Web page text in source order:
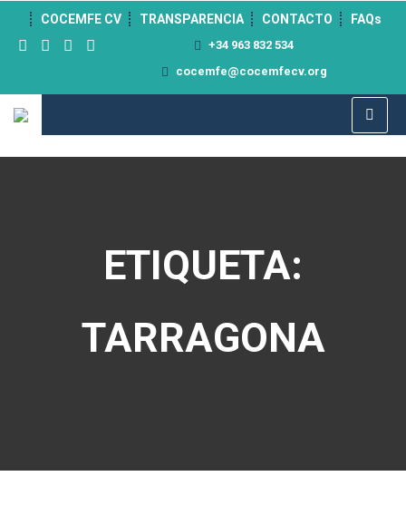
COCEMFE CV TRANSPARENCIA CONTACTO FAQs
+34 963 832 534
cocemfe@cocemfecv.org
ETIQUETA:
TARRAGONA